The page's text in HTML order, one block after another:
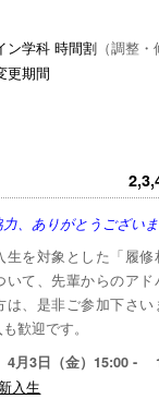
ン学科 時間割 （調整
更期間
、ありがとうございま
生を対象とした「履
いて、先輩からのア
は、是非ご参加下さ
歓迎です。
月3日（金）15:00 -
入生